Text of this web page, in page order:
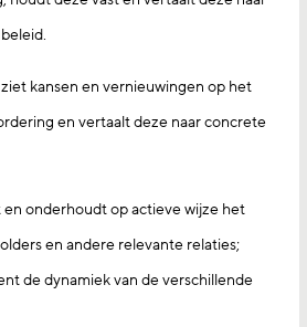
kansen en vernieuwingen op het
en vertaalt deze naar concrete
onderhoudt op actieve wijze het
en andere relevante relaties;
de dynamiek van de verschillende